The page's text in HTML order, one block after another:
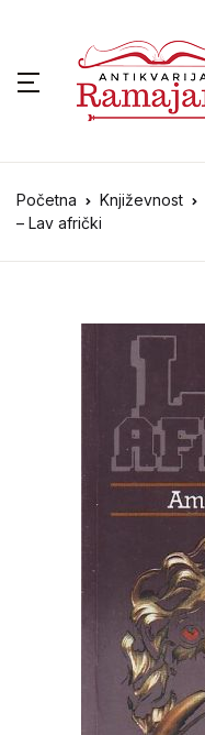
Početna Književnost
– Lav afrički